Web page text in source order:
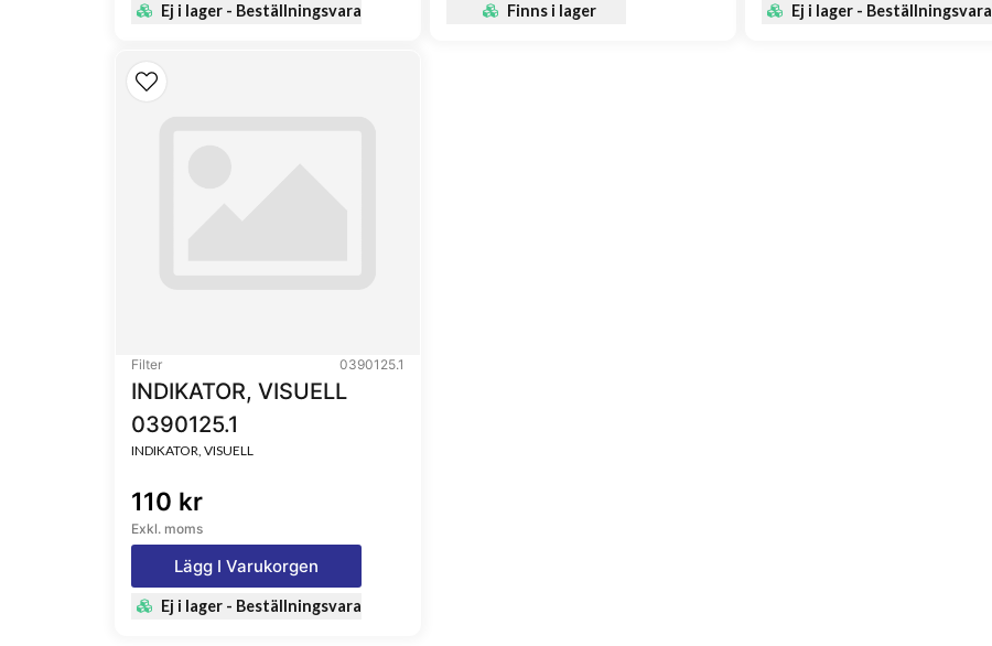
Ej i lager - Beställningsvara Finns i lager Ej i lager - Beställningsvara
Filter 0390125.1
INDIKATOR, VISUELL
0390125.1
INDIKATOR, VISUELL
110 kr
Exkl. moms
Lägg I Varukorgen
Ej i lager - Beställningsvara